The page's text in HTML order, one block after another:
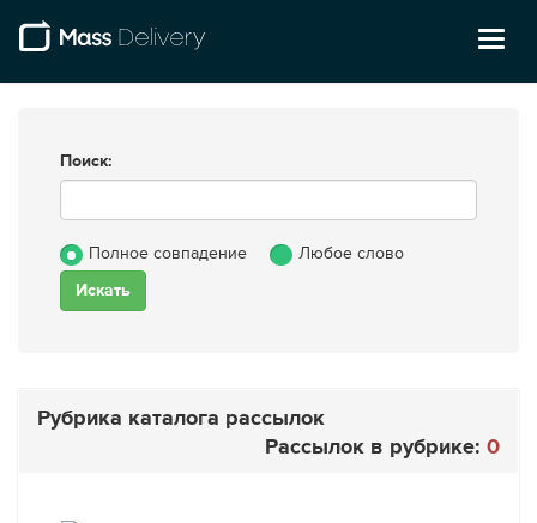
Поиск:
Полное совпадение Любое слово
Рубрика каталога рассылок
Рассылок в рубрике: 0